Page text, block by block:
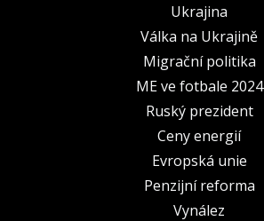
Ukrajina
Válka na Ukrajině
Migrační politika
ME ve fotbale 2024
Ruský prezident
Ceny energií
Evropská unie
Penzijní reforma
Vynález